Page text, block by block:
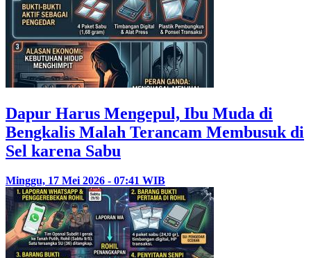
Dapur Harus Mengepul, Ibu Muda di
Bengkalis Malah Terancam Membusuk di
Sel karena Sabu
Minggu, 17 Mei 2026 - 07:41 WIB